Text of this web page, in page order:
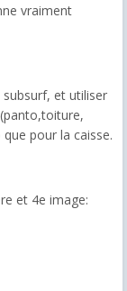
vraiment
subsurf, et utiliser
pour la caisse.
et 4e image: